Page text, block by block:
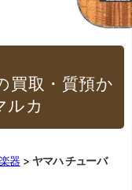
買取・質預か
ルカ
器
ヤマハ チューバ